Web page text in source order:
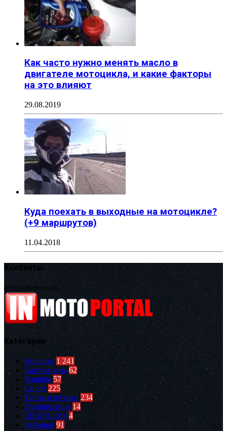
Как часто нужно менять масло в
двигателе мотоцикла, и какие факторы
на это влияют
29.08.2019
Куда поехать в выходные на мотоцикле?
(+9 маршрутов)
11.04.2018
Контакты
info@in-moto.ru
Категории
Новости 1 241
Кастом зона 62
Youtube 57
Спорт 225
Тесты и обзоры 234
Путешествия 14
EICMA2019 4
Рубрики 91